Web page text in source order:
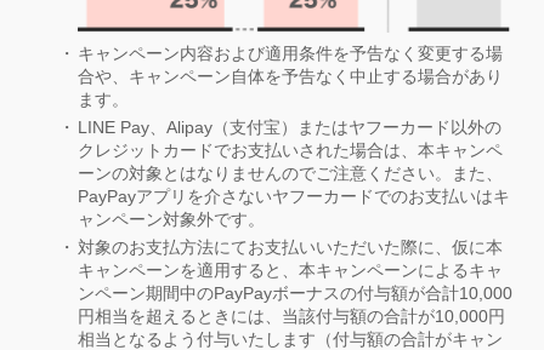
キャンペーン内容および適用条件を予告なく変更する場
合や、キャンペーン自体を予告なく中止する場合があり
ます。
LINE Pay、Alipay（支付宝）またはヤフーカード以外の
クレジットカードでお支払いされた場合は、本キャンペ
ーンの対象とはなりませんのでご注意ください。また、
PayPayアプリを介さないヤフーカードでのお支払いはキ
ャンペーン対象外です。
対象のお支払方法にてお支払いいただいた際に、仮に本
キャンペーンを適用すると、本キャンペーンによるキャ
ンペーン期間中のPayPayボーナスの付与額が合計10,000
円相当を超えるときには、当該付与額の合計が10,000円
相当となるよう付与いたします（付与額の合計がキャン